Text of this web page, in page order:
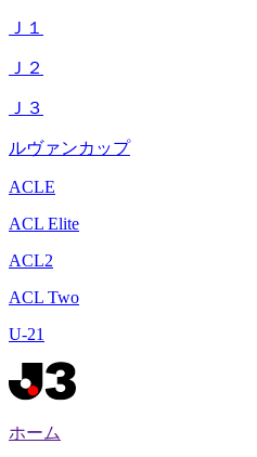
Ｊ１
Ｊ２
Ｊ３
ルヴァンカップ
ACLE
ACL Elite
ACL2
ACL Two
U-21
ホーム